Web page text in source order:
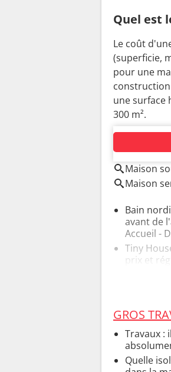
Quel est
Le coût
(superficie,
pour une
une surface
300 m².
AUTOUR DU
Maison
Maison
Bain
avant de
Accueil -
Tiny
prix et
GROS
Travaux :
Quelle